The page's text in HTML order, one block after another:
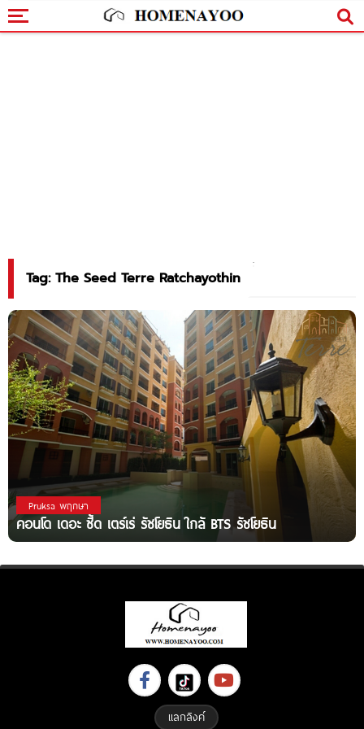
Tag: The Seed Terre Ratchayothin
Pruksa พฤกษา
คอนโด เดอะ ซี้ด เตร์เร่ รัชโยธิน ใกล้ BTS รัชโยธิน
แลกลิงค์